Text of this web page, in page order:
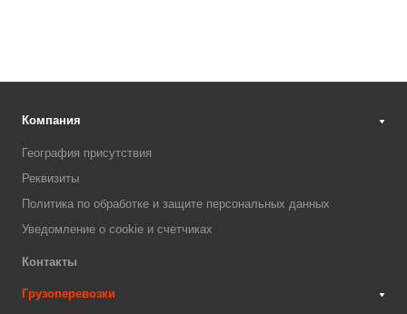
Компания
География присутствия
Реквизиты
Политика по обработке и защите персональных данных
Уведомление о cookie и счетчиках
Контакты
Грузоперевозки